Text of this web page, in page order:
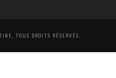
TOUS DROITS RÉSERVÉS.